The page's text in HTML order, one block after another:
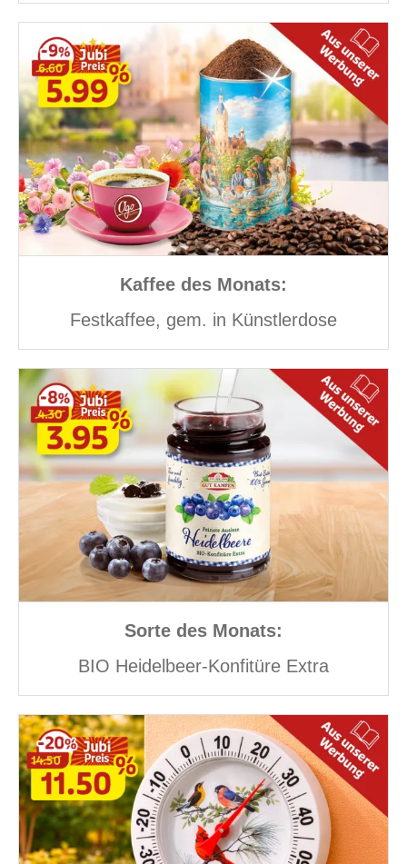
Kaffee des Monats:
Festkaffee, gem. in Künstlerdose
Sorte des Monats:
BIO Heidelbeer-Konfitüre Extra